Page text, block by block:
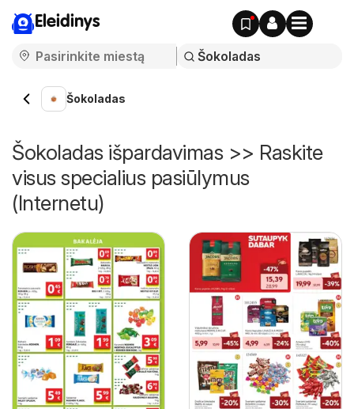
Eleidinys
Šokoladas
Šokoladas išpardavimas >> Raskite
visus specialius pasiūlymus
(Internetu)